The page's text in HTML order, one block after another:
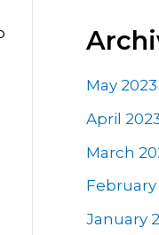
May 2023
April
March
February
January